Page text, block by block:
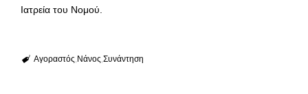
Ιατρεία του Νομού.
Αγοραστός Νάνος Συνάντηση